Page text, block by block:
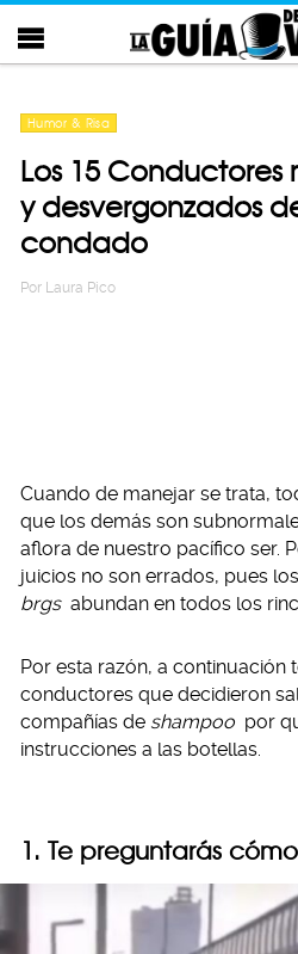
Humor & Risa
Los 15 Conductores
y desvergonzados
condado
Por Laura Pico
Cuando de manejar se trata,
que los demás son
aflora de nuestro pacífico ser.
juicios no son errados, pues
brgs abundan en todos los
Por esta razón, a continuación
conductores que decidieron
compañías de shampoo por
instrucciones a las botellas.
1. Te preguntarás